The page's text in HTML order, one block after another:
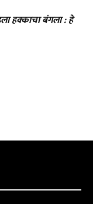
हक्काचा बंगला : हे